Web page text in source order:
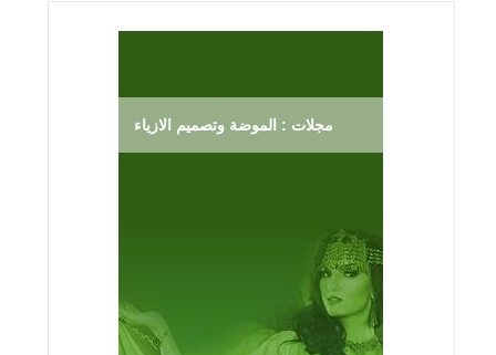
مجلات : الموضة وتصميم الازياء